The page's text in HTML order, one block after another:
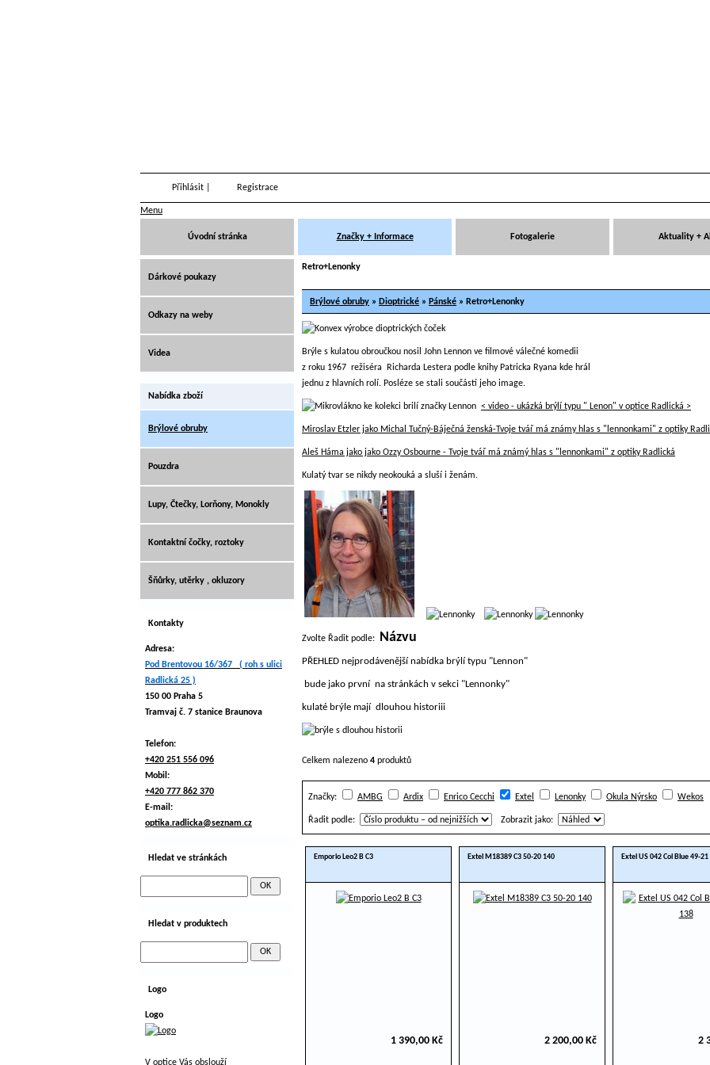
Přihlásit Registrace
Menu
Úvodní stránka Značky + Informace Fotogalerie Aktuality +
Retro+Lenonky
Brýlové obruby » Dioptrické » Pánské » Retro+Lenonky
Brýle s kulatou obroučkou nosil John Lennon ve filmové válečné komedii
z roku 1967 režiséra Richarda Lestera podle knihy Patricka Ryana kde hrál
jednu z hlavních rolí. Posléze se stali součástí jeho image.
< video - ukázká brýlí typu " Lenon" v optice Radlická >
Miroslav Etzler jako Michal Tučný-Báječná ženská-Tvoje tvář má známy hlas s "lennonkami" z optiky
Aleš Háma jako jako Ozzy Osbourne - Tvoje tvář má známý hlas s "lennonkami" z optiky Radlická
Kulatý tvar se nikdy neokouká a sluší i ženám.
Zvolte Řadit podle: Názvu
PŘEHLED nejprodávenější nabídka brýlí typu "Lennon"
bude jako první na stránkách v sekci "Lennonky"
kulaté brýle mají dlouhou historiii
Celkem nalezeno 4 produktů
Značky: AMBG Ardix Enrico Cecchi Extel Lenonky Okula Nýrsko Wekos
Řadit podle: Zobrazit jako:
Emporio Leo2 B C3
1 390,00 Kč
Extel M18389 C3 50-20 140
2 200,00 Kč
Extel US 042 Col Blue 49-21
2
Dárkové poukazy
Odkazy na weby
Videa
Nabídka zboží
Brýlové obruby
Pouzdra
Lupy, Čtečky, Lorňony, Monokly
Kontaktní čočky, roztoky
Šňůrky, utěrky , okluzory
Kontakty
Adresa:
Pod Brentovou 16/367 ( roh s ulici
Radlická 25 )
150 00 Praha 5
Tramvaj č. 7 stanice Braunova
Telefon:
+420 251 556 096
Mobil:
+420 777 862 370
E-mail:
optika.radlicka@seznam.cz
Hledat ve stránkách
Hledat v produktech
Logo
Logo
V optice Vás obslouží